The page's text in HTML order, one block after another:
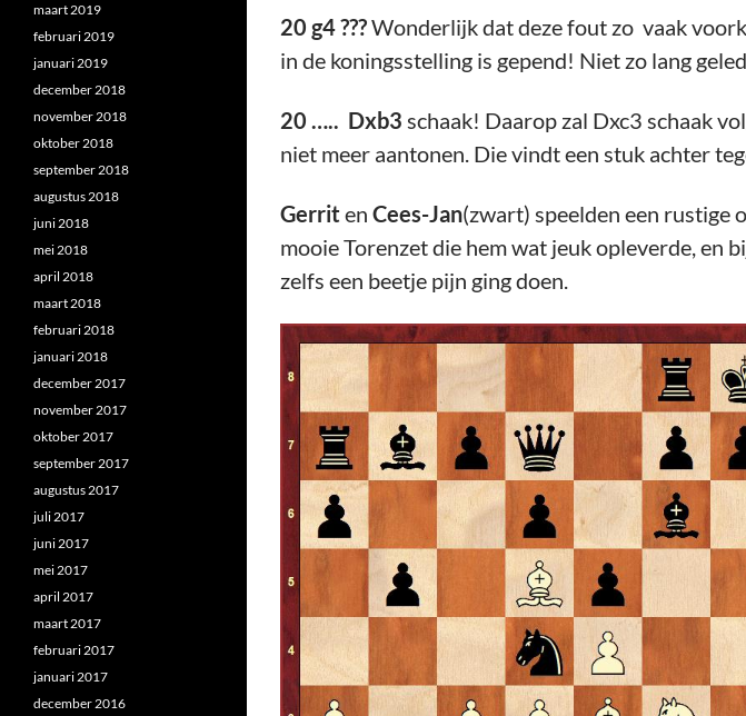
20 g4 ???Wonderlijk dat deze fout zo vaak
in de koningsstelling is gepend! Niet zo lang
20 ….. Dxb3 schaak! Daarop zal Dxc3 schaak
niet meer aantonen. Die vindt een stuk achter
Gerrit en Cees-Jan(zwart) speelden een rustige
mooie Torenzet die hem wat jeuk opleverde, en
zelfs een beetje pijn ging doen.
maart 2019
februari 2019
januari 2019
december 2018
november 2018
oktober 2018
september 2018
augustus 2018
juni 2018
mei 2018
april 2018
maart 2018
februari 2018
januari 2018
december 2017
november 2017
oktober 2017
september 2017
augustus 2017
juli 2017
juni 2017
mei 2017
april 2017
maart 2017
februari 2017
januari 2017
december 2016